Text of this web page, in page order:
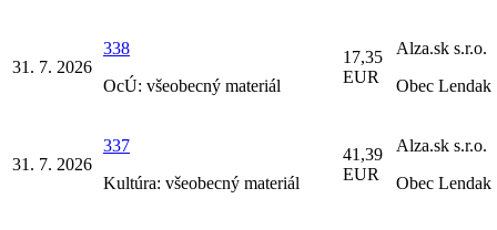
31. 7. 2026
338
OcÚ: všeobecný materiál
17,35
EUR
Alza.sk s.r.o.
Obec Lendak
31. 7. 2026
337
Kultúra: všeobecný materiál
41,39
EUR
Alza.sk s.r.o.
Obec Lendak